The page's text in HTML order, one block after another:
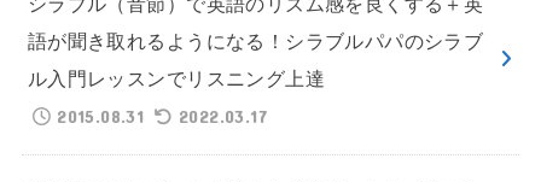
語が聞き取れるようになる！シラブルパパのシラブ
ル入門レッスンでリスニング上達
2015.08.31
2022.03.17